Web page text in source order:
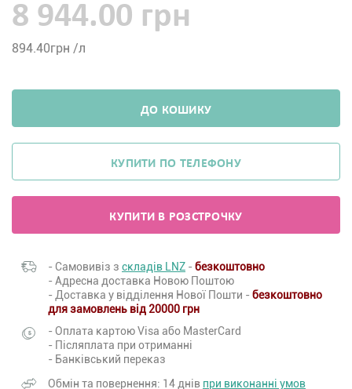
8 944.00 грн
894.40грн /л
ДО КОШИКУ
КУПИТИ ПО ТЕЛЕФОНУ
КУПИТИ В РОЗСТРОЧКУ
- Самовивіз з складів LNZ - безкоштовно
- Адресна доставка Новою Поштою
- Доставка у відділення Нової Пошти - безкоштовно
для замовлень від 20000 грн
- Оплата картою Visa або MasterCard
- Післяплата при отриманні
- Банківський переказ
Обмін та повернення: 14 днів при виконанні умов